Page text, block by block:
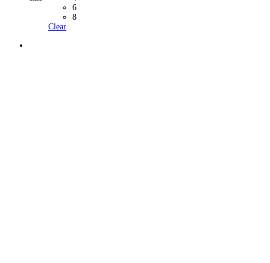
6
8
Clear